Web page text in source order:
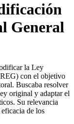
General
la Ley
con el objetivo
Buscaba resolver
original y adaptar el
Su relevancia
de los